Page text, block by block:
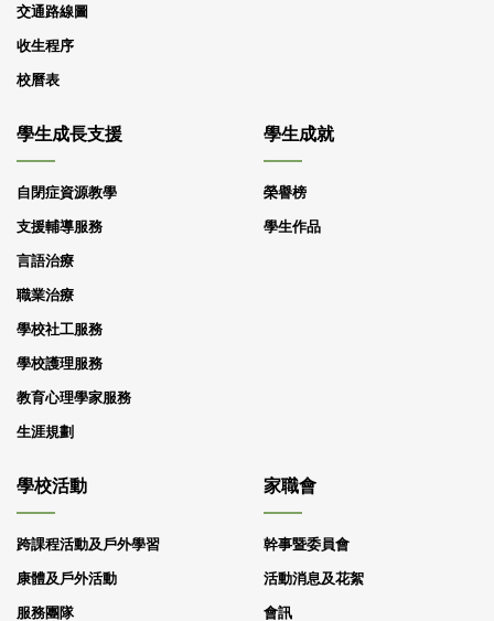
交通路線圖
收生程序
校曆表
學生成長支援
自閉症資源教學
支援輔導服務
言語治療
職業治療
學校社工服務
學校護理服務
教育心理學家服務
生涯規劃
學生成就
榮譽榜
學生作品
學校活動
跨課程活動及戶外學習
康體及戶外活動
服務團隊
家職會
幹事暨委員會
活動消息及花絮
會訊